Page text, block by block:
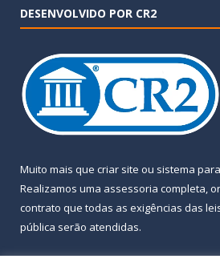
DESENVOLVIDO POR CR2
Muito mais que criar site ou sistema
Realizamos uma assessoria completa,
contrato que todas as exigências das
pública serão atendidas.